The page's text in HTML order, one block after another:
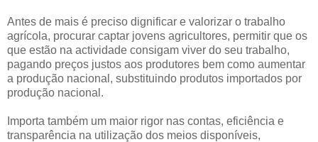
Antes de mais é preciso dignificar e valorizar o trabalho
agrícola, procurar captar jovens agricultores, permitir que os
que estão na actividade consigam viver do seu trabalho,
pagando preços justos aos produtores bem como aumentar
a produção nacional, substituindo produtos importados por
produção nacional.
Importa também um maior rigor nas contas, eficiência e
transparência na utilização dos meios disponíveis,